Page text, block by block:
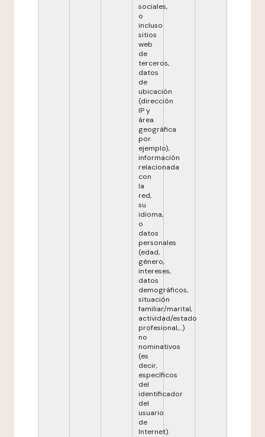
sociales,
o
incluso
sitios
web
de
terceros,
datos
de
ubicación
(dirección
IP y
área
geográfica
por
ejemplo),
información
relacionada
con
la
red,
su
idioma,
o
datos
personales
(edad,
género,
intereses,
datos
demográficos,
situación
familiar/marital,
actividad/estado
profesional,...)
no
nominativos
(es
decir,
específicos
del
identificador
del
usuario
de
Internet).